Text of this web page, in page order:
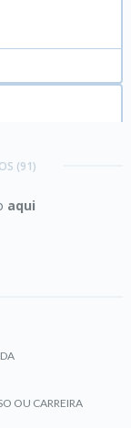
(91)
aqui
OU CARREIRA